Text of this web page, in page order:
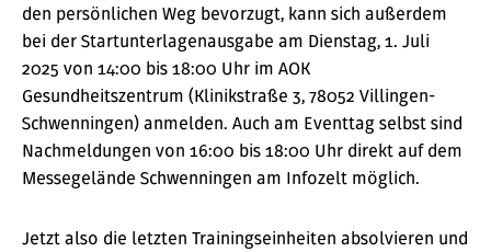
den persönlichen Weg bevorzugt, kann sich außerdem
bei der Startunterlagenausgabe am Dienstag, 1. Juli
2025 von 14:00 bis 18:00 Uhr im AOK
Gesundheitszentrum (Klinikstraße 3, 78052 Villingen-
Schwenningen) anmelden. Auch am Eventtag selbst sind
Nachmeldungen von 16:00 bis 18:00 Uhr direkt auf dem
Messegelände Schwenningen am Infozelt möglich.
Jetzt also die letzten Trainingseinheiten absolvieren und